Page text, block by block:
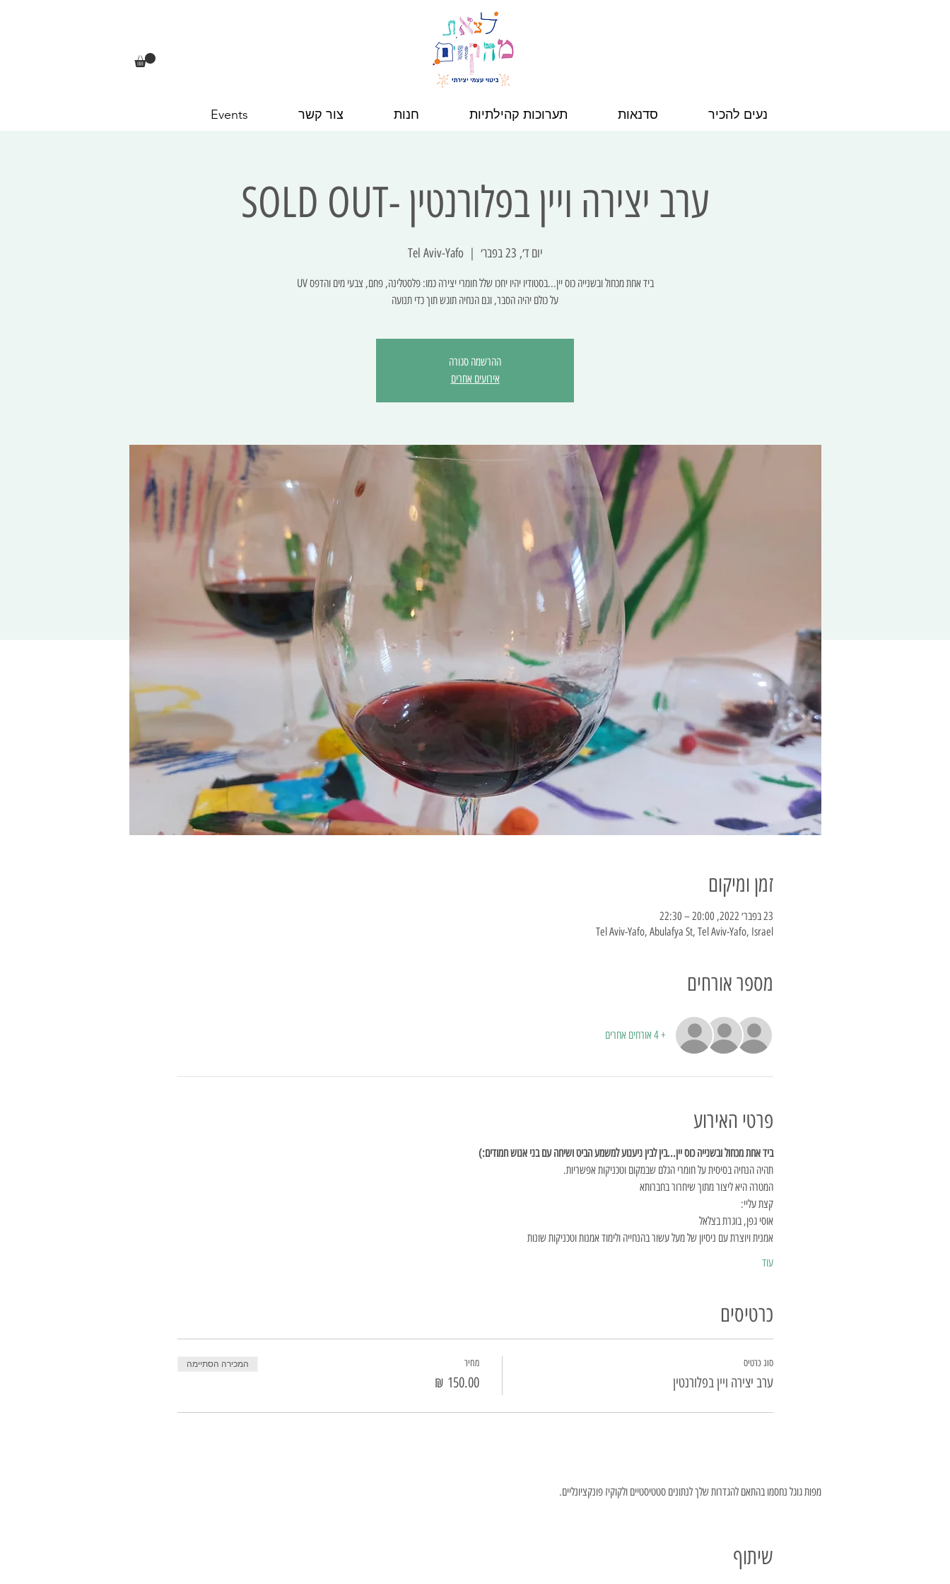
נעים להכיר סדנאות תערוכות קהילתיות חנות צור קשר Events
ערב יצירה ויין בפלורנטין -SOLD OUT
יום ד׳, 23 בפבר׳
  |
Tel Aviv-Yafo
על כולם יהיה הסבר, וגם הנחיה תוגש תוך כדי תנועה
ההרשמה סגורה
אירועים אחרים
זמן ומיקום
23 בפבר׳ 2022, 20:00 – 22:30
Tel Aviv-Yafo, Abulafya St, Tel Aviv-Yafo, Israel
מספר אורחים
+ 4 אורחים אחרים
פרטי האירוע
ביד אחת מכחול ובשנייה כוס יין...בין לבין ניענוע למשמע הביט ושיחה עם בני אנוש חמודים:)
תהיה הנחיה בסיסית על חומרי הגלם שבמקום וטכניקות אפשריות.
המטרה היא ליצור מתוך שיחרור בחברותא
קצת עליי:
אוסי גפן, בוגרת בצלאל
אמנית ויוצרת עם ניסיון של מעל עשור בהנחייה ולימוד אמנות וטכניקות שונות
עוד
כרטיסים
סוג כרטיס
ערב יצירה ויין בפלורנטין
מחיר המכירה הסתיימה
מפות גוגל נחסמו בהתאם להגדרות שלך לנתונים סטטיסטיים ולקוקיז פונקציונליים.
שיתוף